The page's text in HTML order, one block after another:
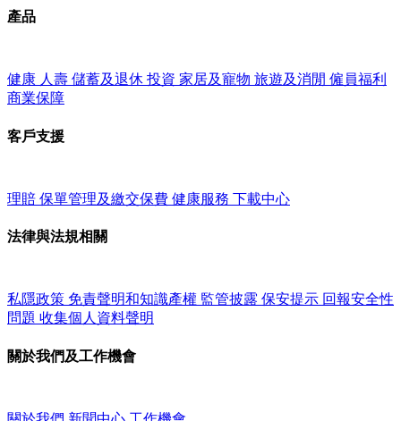
產品
健康 人壽 儲蓄及退休 投資 家居及寵物 旅遊及消閒 僱員福利
商業保障
客戶支援
理賠 保單管理及繳交保費 健康服務 下載中心
法律與法規相關
私隱政策 免責聲明和知識產權 監管披露 保安提示 回報安全性
問題 收集個人資料聲明
關於我們及工作機會